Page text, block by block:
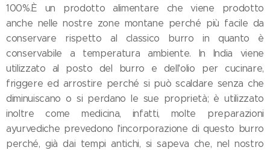
100%.È un prodotto alimentare che viene prodotto
anche nelle nostre zone montane perché più facile da
conservare rispetto al classico burro in quanto è
conservabile a temperatura ambiente. In India viene
utilizzato al posto del burro e dell'olio per cucinare,
friggere ed arrostire perché si può scaldare senza che
diminuiscano o si perdano le sue proprietà; è utilizzato
inoltre come medicina, infatti, molte preparazioni
ayurvediche prevedono l'incorporazione di questo burro
perché, già dai tempi antichi, si sapeva che, nel nostro